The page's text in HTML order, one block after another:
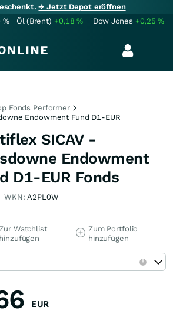
→ Jetzt Depot eröffnen
% Öl (Brent) +0,18% Dow Jones +0,25%
Fonds Performer
Endowment Fund D1-EUR
SICAV -
Endowment
D1-EUR Fonds
WKN:A2PL0W
Watchlist
hinzufügen
Zum Portfolio
hinzufügen
EUR